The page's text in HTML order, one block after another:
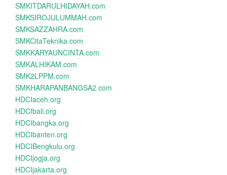
SMKITDARULHIDAYAH.com
SMKSIROJULUMMAH.com
SMKSAZZAHRA.com
SMKCitaTeknika.com
SMKKARYAUNCINTA.com
SMKALHIKAM.com
SMK2LPPM.com
SMKHARAPANBANGSA2.com
HDCIaceh.org
HDCIbali.org
HDCIbangka.org
HDCIbanten.org
HDCIBengkulu.org
HDCIjogja.org
HDCIjakarta.org